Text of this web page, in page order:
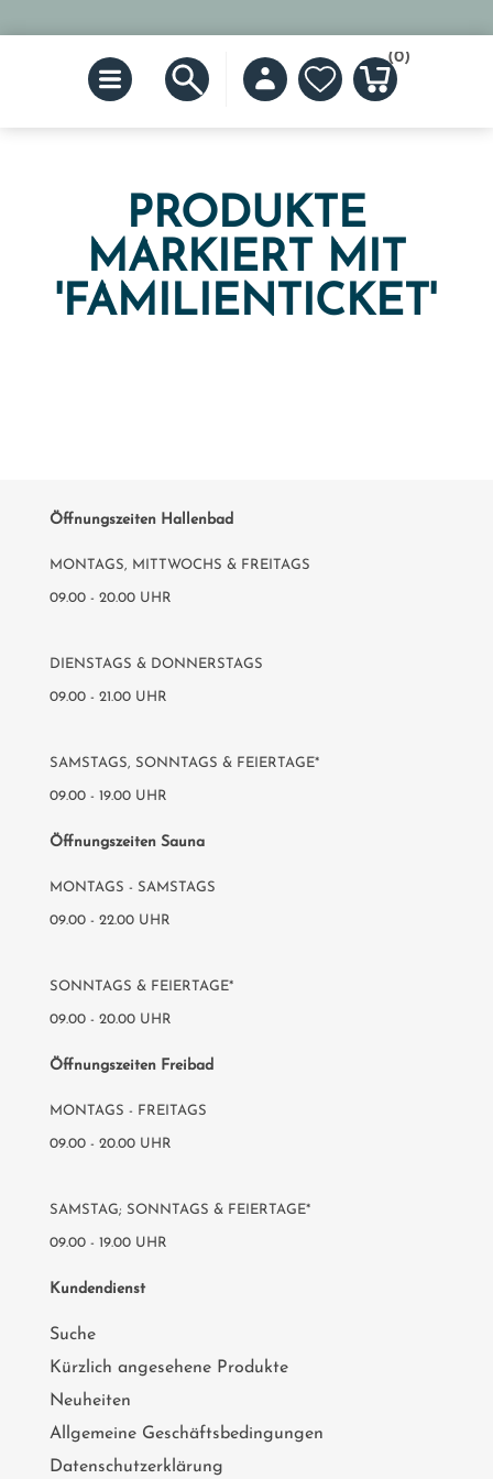
(0)
PRODUKTE
MARKIERT MIT
'FAMILIENTICKET'
Öffnungszeiten Hallenbad
MONTAGS, MITTWOCHS & FREITAGS
09.00 - 20.00 UHR
DIENSTAGS & DONNERSTAGS
09.00 - 21.00 UHR
SAMSTAGS, SONNTAGS & FEIERTAGE*
09.00 - 19.00 UHR
Öffnungszeiten Sauna
MONTAGS - SAMSTAGS
09.00 - 22.00 UHR
SONNTAGS & FEIERTAGE*
09.00 - 20.00 UHR
Öffnungszeiten Freibad
MONTAGS - FREITAGS
09.00 - 20.00 UHR
SAMSTAG; SONNTAGS & FEIERTAGE*
09.00 - 19.00 UHR
Kundendienst
Suche
Kürzlich angesehene Produkte
Neuheiten
Allgemeine Geschäftsbedingungen
Datenschutzerklärung